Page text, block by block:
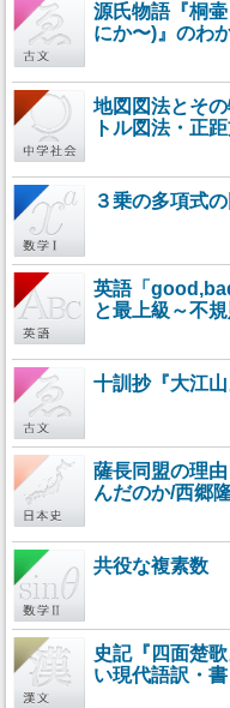
源氏物語『桐
にか〜)』のわ
地図図法とそ
トル図法・正
３乗の多項式
英語「
と最上級～不
十訓抄『大江
薩長同盟の理
んだのか/西郷
共役な複素数
史記『四面楚
い現代語訳・